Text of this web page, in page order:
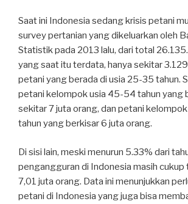
Saat ini Indonesia sedang krisis petani
survey pertanian yang dikeluarkan oleh
Statistik pada 2013 lalu, dari total
yang saat itu terdata, hanya sekitar
petani yang berada di usia 25-35 tahun.
petani kelompok usia 45-54 tahun yang
sekitar 7 juta orang, dan petani
tahun yang berkisar 6 juta orang.
Di sisi lain, meski menurun 5.33% dari
pengangguran di Indonesia masih
7,01 juta orang. Data ini menunjukkan
petani di Indonesia yang juga bisa